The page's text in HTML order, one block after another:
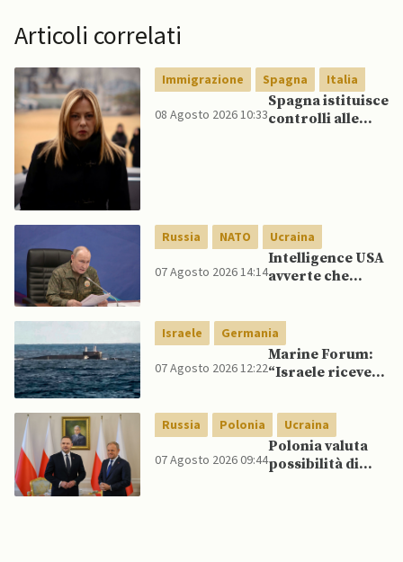
Articoli correlati
Immigrazione Spagna Italia
08 Agosto 2026 10:33
Spagna istituisce
controlli alle
spagnoli
Russia NATO Ucraina
07 Agosto 2026 14:14
Intelligence USA
avverte che
mentre è ancora
impegnato in
Ucraina
Israele Germania
07 Agosto 2026 12:22
Marine Forum:
“Israele riceve
Drakon dopo 14
anni”
Russia Polonia Ucraina
07 Agosto 2026 09:44
Polonia valuta
possibilità di